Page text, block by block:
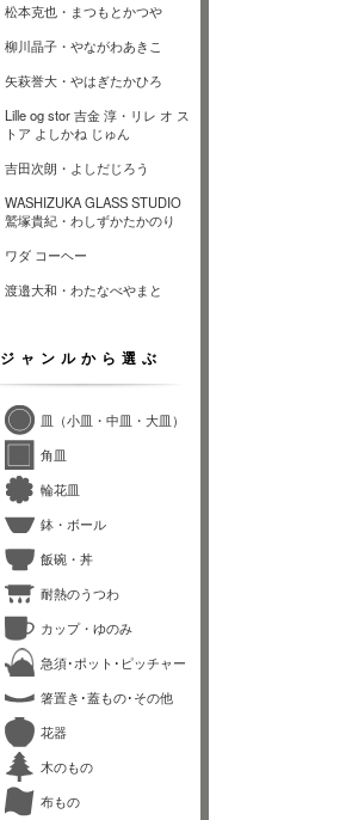
松本克也・まつもとかつや
柳川晶子・やながわあきこ
矢萩誉大・やはぎたかひろ
Lille og stor 吉金 淳・リレ オ ス
トア よしかね じゅん
吉田次朗・よしだじろう
WASHIZUKA GLASS STUDIO
鷲塚貴紀・わしずかたかのり
ワダ コーヘー
渡邉大和・わたなべやまと
ジャンルから選ぶ
皿（小皿・中皿・大皿）
角皿
輪花皿
鉢・ボール
飯碗・丼
耐熱のうつわ
カップ・ゆのみ
急須･ポット･ピッチャー
箸置き･蓋もの･その他
花器
木のもの
布もの